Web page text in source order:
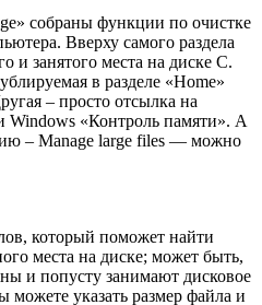
собраны функции по очистке
Вверху самого раздела
и занятого места на диске C.
в разделе «Home»
– просто отсылка на
«Контроль памяти». А
– Manage large files — можно
который поможет найти
места на диске; может быть,
и попусту занимают дисковое
можете указать размер файла и